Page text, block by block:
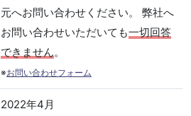
元へお問い合わせください。 弊社へ
お問い合わせいただいても一切回答
できません。
※お問い合わせフォーム
2022年4月